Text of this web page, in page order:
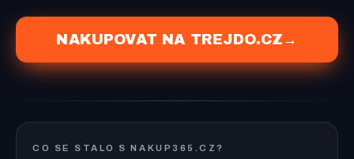
NAKUPOVAT NA TREJDO.CZ →
CO SE STALO S NAKUP365.CZ?